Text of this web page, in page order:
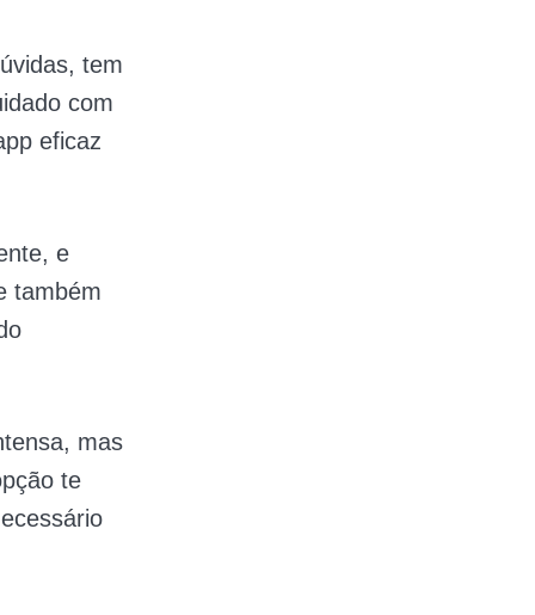
tem
com
eficaz
e
também
mas
te